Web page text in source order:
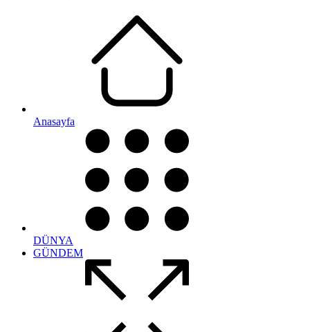
Anasayfa
DÜNYA
GÜNDEM